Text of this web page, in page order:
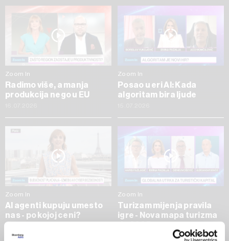
Zoom In
Radimo više, a manja
produkcija nego u EU
Zoom In
Posao u eri AI: Kada
algoritam bira ljude
Zoom In
AI agenti kupuju umesto
nas - po kojoj ceni?
09.07.2026
Zoom In
Turizam mijenja pravila
igre - Nova mapa turizma
do 2035.